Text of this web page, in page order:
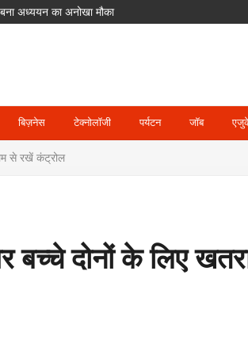
अध्ययन का अनोखा मौका
से बाहर; जॉस बटलर संभालेंगे कप्तानी
में पहुंच रहे श्रद्धालु
बिज़नेस टेक्नोलॉजी पर्यटन जॉब
से रखें कंट्रोल
दोनों के लिए